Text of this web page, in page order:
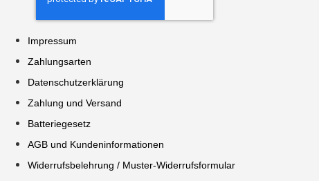
Impressum
Zahlungsarten
Datenschutzerklärung
Zahlung und Versand
Batteriegesetz
AGB und Kundeninformationen
Widerrufsbelehrung / Muster-Widerrufsformular